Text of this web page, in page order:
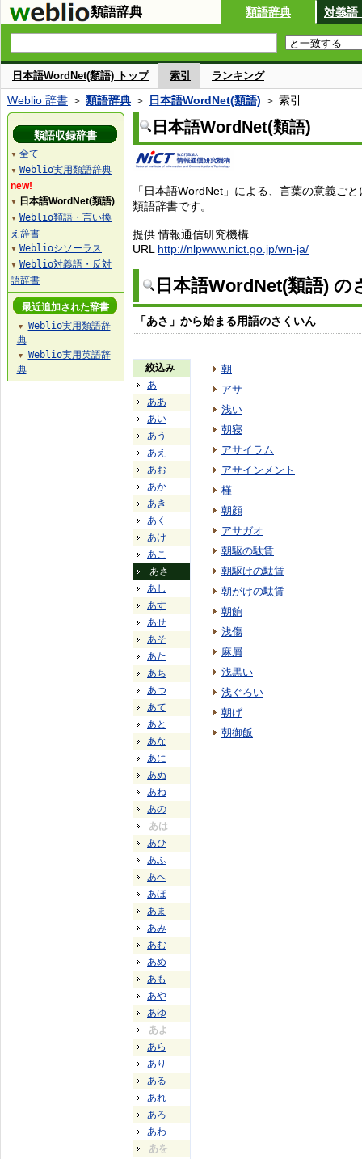
類語辞典 類語辞典 対義語
日本語WordNet(類語) トップ 索引 ランキング
Weblio 辞書 ＞ 類語辞典 ＞ 日本語WordNet(類語) ＞ 索引
日本語WordNet(類語)
「日本語WordNet」による、言葉の意義ご
類語辞書です。
提供 情報通信研究機構
URL http://nlpwww.nict.go.jp/wn-ja/
日本語WordNet(類語) の
「あさ」から始まる用語のさくいん
絞込み
あ
ああ
あい
あう
あえ
あお
あか
あき
あく
あけ
あこ
あさ
あし
あす
あせ
あそ
あた
あち
あつ
あて
あと
あな
あに
あぬ
あね
あの
あは
あひ
あふ
あへ
あほ
あま
あみ
あむ
あめ
あも
あや
あゆ
あよ
あら
あり
ある
あれ
あろ
あわ
あを
朝
アサ
浅い
朝寝
アサイラム
アサインメント
槿
朝顔
アサガオ
朝駆の駄賃
朝駆けの駄賃
朝がけの駄賃
朝餉
浅傷
麻屑
浅黒い
浅ぐろい
朝げ
朝御飯
類語収録辞書
▼ 全て
▼ Weblio実用類語辞典
new!
▼ 日本語WordNet(類語)
▼ Weblio類語・言い換
え辞書
▼ Weblioシソーラス
▼ Weblio対義語・反対
語辞書
最近追加された辞書
▼
Weblio実用類語辞
典
▼
Weblio実用英語辞
典